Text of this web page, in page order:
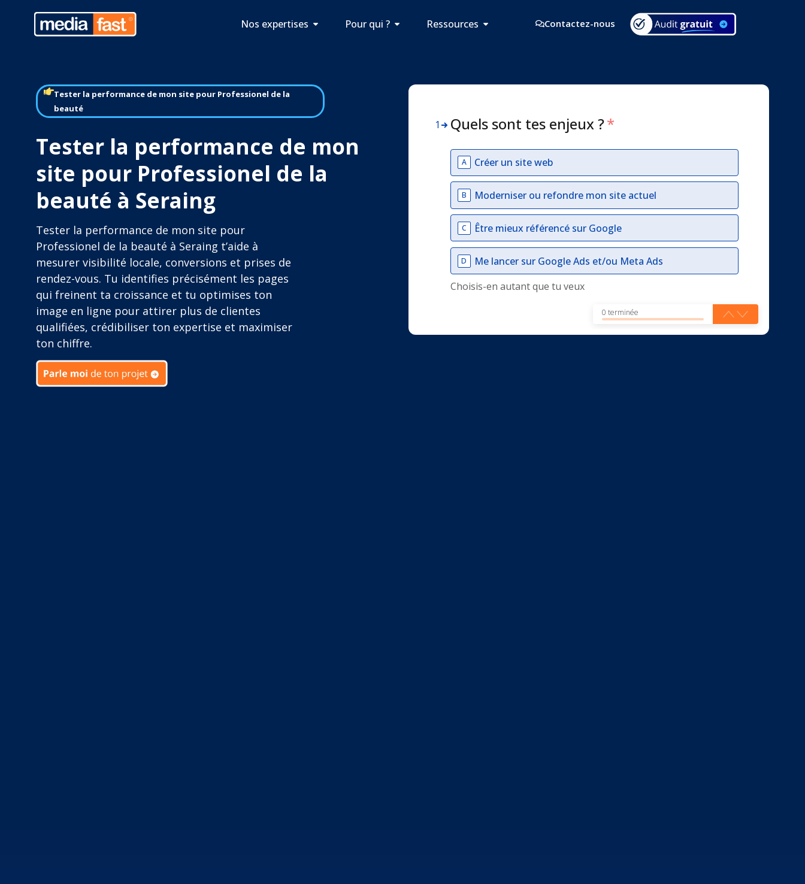
Nos expertises Pour qui ? Ressources Contactez-nous
Tester la performance de mon site pour Professionel de la
beauté
Tester la performance de mon
site pour Professionel de la
beauté à Seraing
Tester la performance de mon site pour
Professionel de la beauté à Seraing t’aide à
mesurer visibilité locale, conversions et prises de
rendez-vous. Tu identifies précisément les pages
qui freinent ta croissance et tu optimises ton
image en ligne pour attirer plus de clientes
qualifiées, crédibiliser ton expertise et maximiser
ton chiffre.
1 Quels sont tes enjeux ?*
A Créer un site web
B Moderniser ou refondre mon site actuel
C Être mieux référencé sur Google
D
Me lancer sur Google Ads et/ou Meta Ads
Choisis-en autant que tu veux
0 terminée